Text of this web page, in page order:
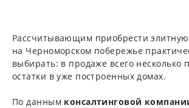
Рассчитывающим приобрести элитную
на Черноморском побережье
выбирать: в продаже всего несколько
остатки в уже построенных домах.
По данным консалтинговой